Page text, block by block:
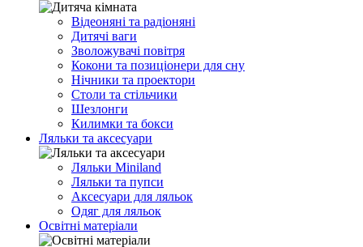
Відеоняні та радіоняні
Дитячі ваги
Зволожувачі повітря
Кокони та позиціонери для сну
Нічники та проектори
Столи та стільчики
Шезлонги
Килимки та бокси
Ляльки та аксесуари
Ляльки Miniland
Ляльки та пупси
Аксесуари для ляльок
Одяг для ляльок
Освітні матеріали